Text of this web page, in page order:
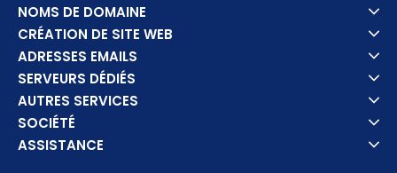
NOMS DE DOMAINE
CRÉATION DE SITE WEB
ADRESSES EMAILS
SERVEURS DÉDIÉS
AUTRES SERVICES
SOCIÉTÉ
ASSISTANCE